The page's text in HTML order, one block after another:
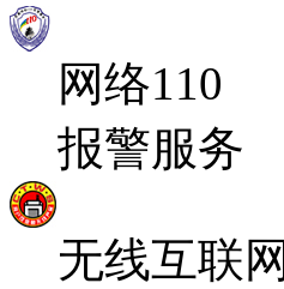
网络110
报警服务
无线互联网